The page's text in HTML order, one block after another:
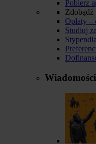
Pobierz
Zdobądź
Opłaty –
Studiuj